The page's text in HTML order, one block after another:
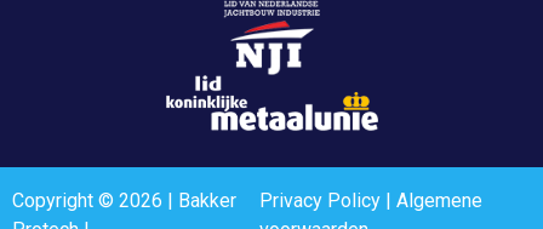
Copyright © 2026 | Bakker
Privacy Policy| Algemene